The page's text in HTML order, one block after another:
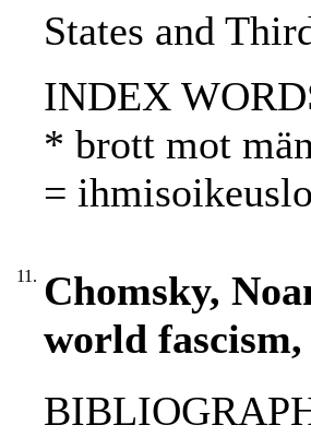
States and
INDEX
* brott mot
=
11. Chomsky,
world fascism,